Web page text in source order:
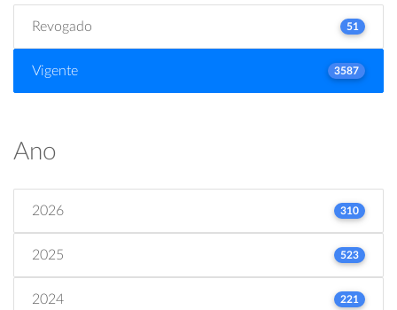
Revogado 51
Vigente 3587
Ano
2026 310
2025 523
2024 221